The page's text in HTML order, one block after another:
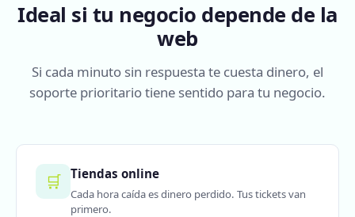
Ideal si tu negocio depende de la
web
Si cada minuto sin respuesta te cuesta dinero, el
soporte prioritario tiene sentido para tu negocio.
🛒 Tiendas online
Cada hora caída es dinero perdido. Tus tickets van
primero.